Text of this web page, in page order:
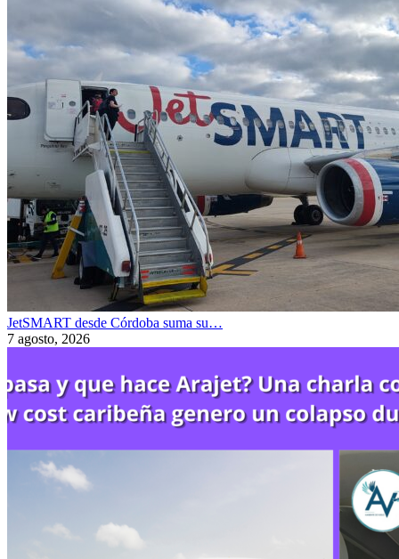
JetSMART desde Córdoba suma su…
7 agosto, 2026